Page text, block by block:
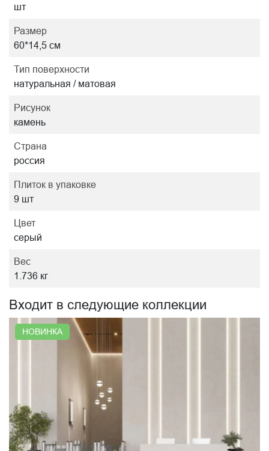
шт
Размер
60*14,5 см
Тип поверхности
натуральная / матовая
Рисунок
камень
Страна
россия
Плиток в упаковке
9 шт
Цвет
серый
Вес
1.736 кг
Входит в следующие коллекции
НОВИНКА